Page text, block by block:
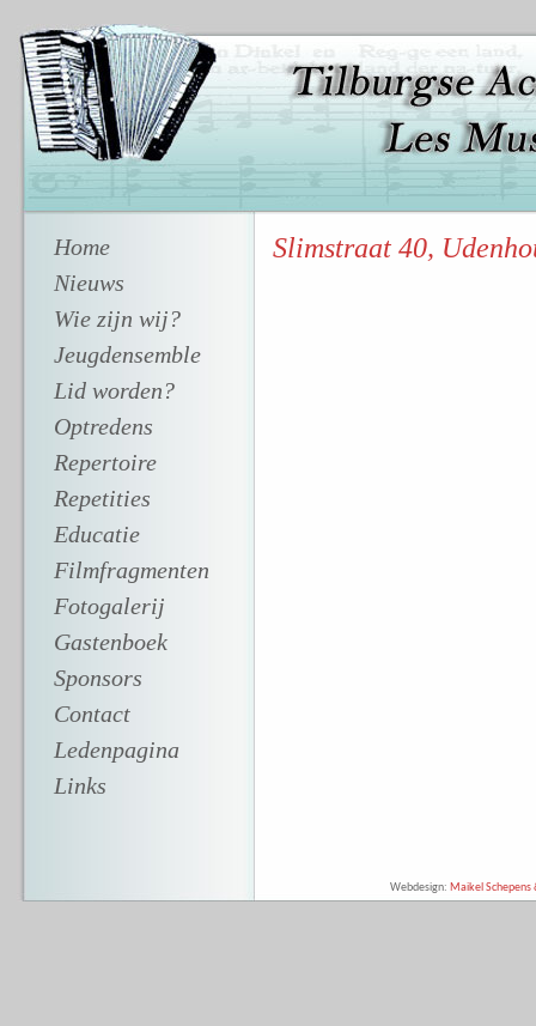
Home
Nieuws
Wie zijn wij?
Jeugdensemble
Lid worden?
Optredens
Repertoire
Repetities
Educatie
Filmfragmenten
Fotogalerij
Gastenboek
Sponsors
Contact
Ledenpagina
Links
Slimstraat 40,
Webdesign: Maikel Schepens